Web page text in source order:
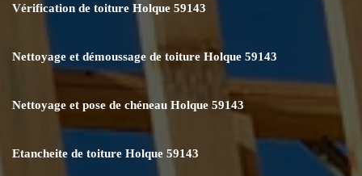
Vérification de toiture Holque 59143
Nettoyage et démoussage de toiture Holque 59143
Nettoyage et pose de chéneau Holque 59143
Etancheite de toiture Holque 59143